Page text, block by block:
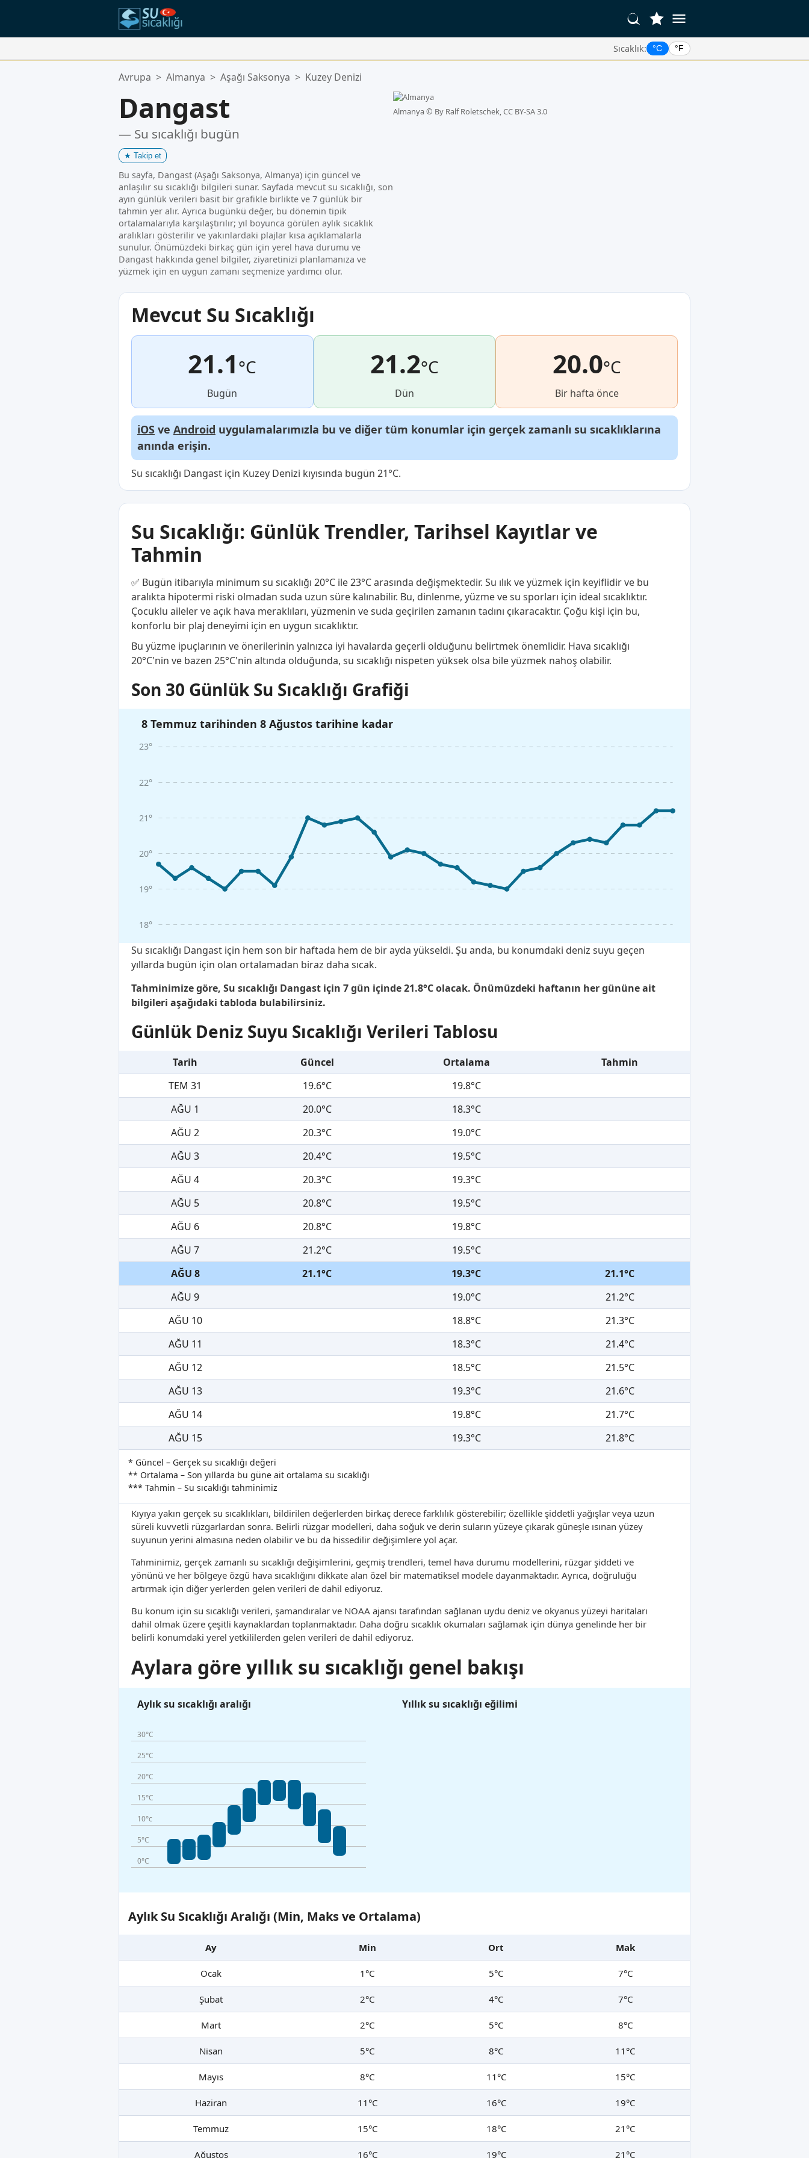
Sıcaklık: °C °F
Favori Konumlarınız:
Avrupa > Almanya > Aşağı Saksonya > Kuzey Denizi
Dangast
— Su sıcaklığı bugün
★ Takip et
Bu sayfa, Dangast (Aşağı Saksonya, Almanya) için güncel ve
anlaşılır su sıcaklığı bilgileri sunar. Sayfada mevcut su sıcaklığı, son
ayın günlük verileri basit bir grafikle birlikte ve 7 günlük bir
tahmin yer alır. Ayrıca bugünkü değer, bu dönemin tipik
ortalamalarıyla karşılaştırılır; yıl boyunca görülen aylık sıcaklık
aralıkları gösterilir ve yakınlardaki plajlar kısa açıklamalarla
sunulur. Önümüzdeki birkaç gün için yerel hava durumu ve
Dangast hakkında genel bilgiler, ziyaretinizi planlamanıza ve
yüzmek için en uygun zamanı seçmenize yardımcı olur.
Almanya © By Ralf Roletschek, CC BY-SA 3.0
Mevcut Su Sıcaklığı
21.1°C
Bugün
21.2°C
Dün
20.0°C
Bir hafta önce
iOS ve Android uygulamalarımızla bu ve diğer tüm konumlar için gerçek zamanlı su sıcaklıklarına
anında erişin.
Su sıcaklığı Dangast için Kuzey Denizi kıyısında bugün 21°C.
Su Sıcaklığı: Günlük Trendler, Tarihsel Kayıtlar ve
Tahmin
✅ Bugün itibarıyla minimum su sıcaklığı 20°C ile 23°C arasında değişmektedir. Su ılık ve yüzmek için keyiflidir ve bu
aralıkta hipotermi riski olmadan suda uzun süre kalınabilir. Bu, dinlenme, yüzme ve su sporları için ideal sıcaklıktır.
Çocuklu aileler ve açık hava meraklıları, yüzmenin ve suda geçirilen zamanın tadını çıkaracaktır. Çoğu kişi için bu,
konforlu bir plaj deneyimi için en uygun sıcaklıktır.
Bu yüzme ipuçlarının ve önerilerinin yalnızca iyi havalarda geçerli olduğunu belirtmek önemlidir. Hava sıcaklığı
20°C'nin ve bazen 25°C'nin altında olduğunda, su sıcaklığı nispeten yüksek olsa bile yüzmek nahoş olabilir.
Son 30 Günlük Su Sıcaklığı Grafiği
8 Temmuz tarihinden 8 Ağustos tarihine kadar
18°
19°
20°
21°
22°
23°
Su sıcaklığı Dangast için hem son bir haftada hem de bir ayda yükseldi. Şu anda, bu konumdaki deniz suyu geçen
yıllarda bugün için olan ortalamadan biraz daha sıcak.
Tahminimize göre, Su sıcaklığı Dangast için 7 gün içinde 21.8°C olacak. Önümüzdeki haftanın her gününe ait
bilgileri aşağıdaki tabloda bulabilirsiniz.
Günlük Deniz Suyu Sıcaklığı Verileri Tablosu
Tarih Güncel Ortalama
Tahmin
TEM 31
19.6°C
19.8°C
AĞU 1
20.0°C
18.3°C
AĞU 2
20.3°C
19.0°C
AĞU 3
20.4°C
19.5°C
AĞU 4
20.3°C
19.3°C
AĞU 5
20.8°C
19.5°C
AĞU 6
20.8°C
19.8°C
AĞU 7
21.2°C
19.5°C
AĞU 8
21.1°C 19.3°C
21.1°C
AĞU 9
19.0°C
21.2°C
AĞU 10
18.8°C
21.3°C
AĞU 11
18.3°C
21.4°C
AĞU 12
18.5°C
21.5°C
AĞU 13
19.3°C
21.6°C
AĞU 14
19.8°C
21.7°C
AĞU 15
19.3°C 21.8°C
* Güncel – Gerçek su sıcaklığı değeri
** Ortalama – Son yıllarda bu güne ait ortalama su sıcaklığı
*** Tahmin – Su sıcaklığı tahminimiz
Kıyıya yakın gerçek su sıcaklıkları, bildirilen değerlerden birkaç derece farklılık gösterebilir; özellikle şiddetli yağışlar veya uzun
süreli kuvvetli rüzgarlardan sonra. Belirli rüzgar modelleri, daha soğuk ve derin suların yüzeye çıkarak güneşle ısınan yüzey
suyunun yerini almasına neden olabilir ve bu da hissedilir değişimlere yol açar.
Tahminimiz, gerçek zamanlı su sıcaklığı değişimlerini, geçmiş trendleri, temel hava durumu modellerini, rüzgar şiddeti ve
yönünü ve her bölgeye özgü hava sıcaklığını dikkate alan özel bir matematiksel modele dayanmaktadır. Ayrıca, doğruluğu
artırmak için diğer yerlerden gelen verileri de dahil ediyoruz.
Bu konum için su sıcaklığı verileri, şamandıralar ve NOAA ajansı tarafından sağlanan uydu deniz ve okyanus yüzeyi haritaları
dahil olmak üzere çeşitli kaynaklardan toplanmaktadır. Daha doğru sıcaklık okumaları sağlamak için dünya genelinde her bir
belirli konumdaki yerel yetkililerden gelen verileri de dahil ediyoruz.
Aylara göre yıllık su sıcaklığı genel bakışı
Aylık su sıcaklığı aralığı
30°C
25°C
20°C
15°C
10°c
5°C
0°C
Yıllık su sıcaklığı eğilimi
Aylık Su Sıcaklığı Aralığı (Min, Maks ve Ortalama)
Ay Min Ort Mak
Ocak 1°C 5°C 7°C
Şubat 2°C 4°C 7°C
Mart 2°C 5°C 8°C
Nisan 5°C 8°C 11°C
Mayıs 8°C 11°C 15°C
Haziran 11°C 16°C 19°C
Temmuz 15°C 18°C 21°C
Ağustos 16°C 19°C 21°C